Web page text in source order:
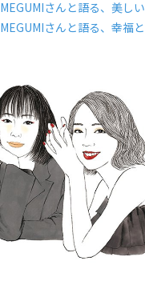
MEGUMIさんと語る、美し
MEGUMIさんと語る、幸福